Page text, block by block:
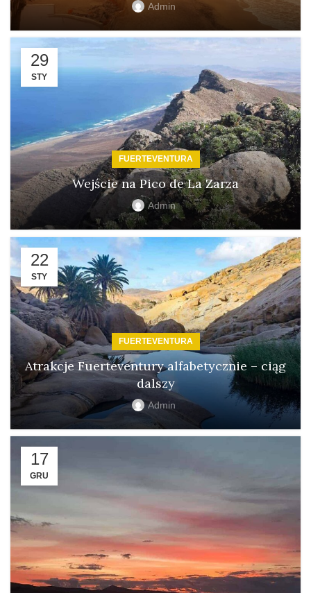
Admin
29
STY
FUERTEVENTURA
Wejście na Pico de La Zarza
Admin
22
STY
FUERTEVENTURA
Atrakcje Fuerteventury alfabetycznie – ciąg
dalszy
Admin
17
GRU